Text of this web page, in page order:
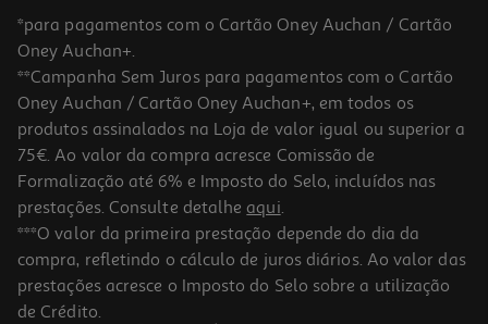
Ambientador Automóvel Belair Aqua Splash
4.99 €/un
4,99 €
*para pagamentos com o Cartão Oney Auchan / Cartão
Oney Auchan+.
**Campanha Sem Juros para pagamentos com o Cartão
Oney Auchan / Cartão Oney Auchan+, em todos os
produtos assinalados na Loja de valor igual ou superior a
75€. Ao valor da compra acresce Comissão de
Formalização até 6% e Imposto do Selo, incluídos nas
prestações. Consulte detalhe aqui.
***O valor da primeira prestação depende do dia da
compra, refletindo o cálculo de juros diários. Ao valor das
prestações acresce o Imposto do Selo sobre a utilização
de Crédito.